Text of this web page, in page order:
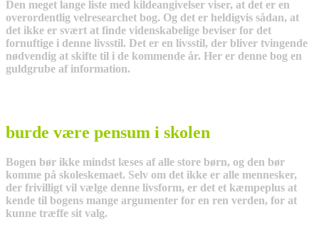
Den meget lange liste med kildeangivelser viser, at det er en
overordentlig velresearchet bog. Og det er heldigvis sådan, at
det ikke er svært at finde videnskabelige beviser for det
fornuftige i denne livsstil. Det er en livsstil, der bliver tvingende
nødvendig at skifte til i de kommende år. Her er denne bog en
guldgrube af information.
burde være pensum i skolen
Bogen bør ikke mindst læses af alle store børn, og den bør
komme på skoleskemaet. Selv om det ikke er alle mennesker,
der frivilligt vil vælge denne livsform, er det et kæmpeplus at
kende til bogens mange argumenter for en ren verden, for at
kunne træffe sit valg.